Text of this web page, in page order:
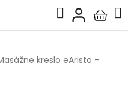
Hľadať
košík
kreslo eAristo -